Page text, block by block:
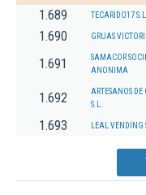
1.689 TECARIDO17
1.690 GRUAS
1.691
SAMACOR
ANONIMA
1.692
ARTESANOS DE
S.L.
1.693 LEAL VENDING